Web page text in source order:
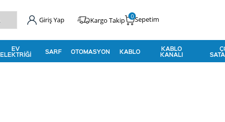
Giriş Yap Kargo Takip Sepetim
0
EV
ELEKTRIĞI SARF OTOMASYON KABLO KABLO
KANALI